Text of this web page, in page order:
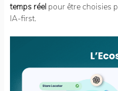
temps réel pour être choisies
IA-first.